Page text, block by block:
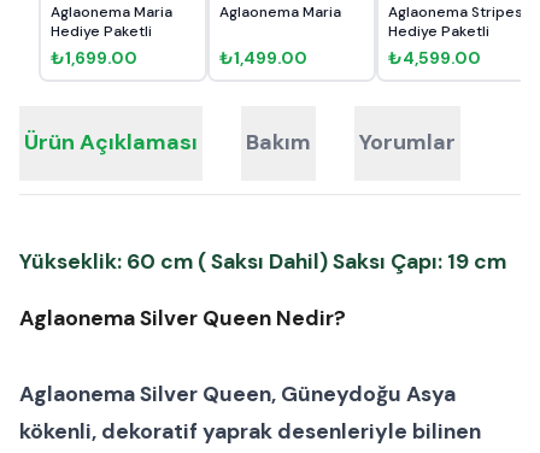
Aglaonema Maria
Hediye Paketli
₺1,699.00
Aglaonema Maria
₺1,499.00
Aglaonema Stripes
Hediye Paketli
₺4,599.00
Ürün Açıklaması Bakım Yorumlar
Yükseklik: 60 cm ( Saksı Dahil) Saksı Çapı: 19 cm
Aglaonema Silver Queen Nedir?
Aglaonema Silver Queen, Güneydoğu Asya
kökenli, dekoratif yaprak desenleriyle bilinen